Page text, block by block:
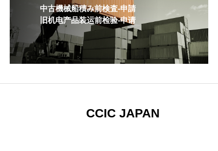
中古機械船積み前検査-申請
旧机电产品装运前检验-申请
CCIC JAPAN